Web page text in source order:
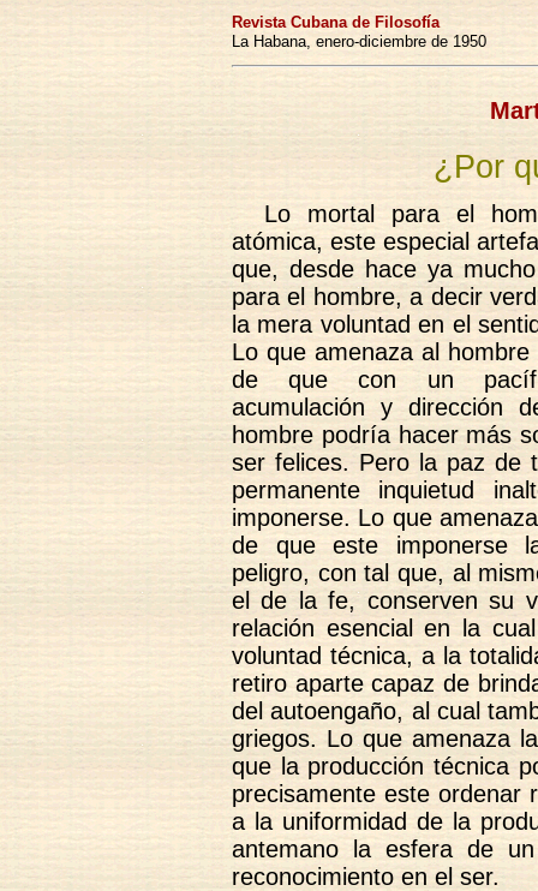
Revista Cubana de Filosofía
La Habana, enero-diciembre de 1950
¿Por
Lo mortal para el
atómica, este especial
que, desde hace ya
para el hombre, a decir
la mera voluntad en el
Lo que amenaza al
de que con un
acumulación y dirección
hombre podría hacer más
ser felices. Pero la paz de
permanente inquietud
imponerse. Lo que
de que este imponerse
peligro, con tal que, al
el de la fe, conserven su
relación esencial en la
voluntad técnica, a la
retiro aparte capaz de
del autoengaño, al cual
griegos. Lo que amenaza
que la producción técnica
precisamente este ordenar
a la uniformidad de la
antemano la esfera de
reconocimiento en el ser.